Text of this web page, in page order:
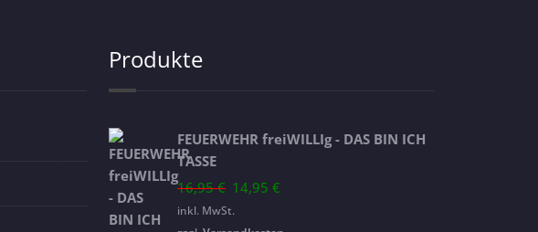
Produkte
FEUERWEHR freiWILLIg - DAS BIN ICH
TASSE
16,95€ Ursprünglicher
Preis
14,95 €
inkl. MwSt.